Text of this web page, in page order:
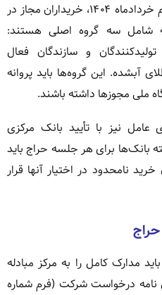
طبق شیوه‌نامه شماره ۷ مورخ سوم خردادماه ۱۴۰۴، خریداران مجاز در
شامل سه گروه اصلی هستند:
و سازندگان فعال
آبشده. این گروه‌ها باید پروانه
ملی مجوزها داشته باشند.
نیز با تأیید بانک مرکزی
بانک‌ها برای هر جلسه حراج باید
نامحدود در اختیار آنها قرار
مدارک کامل را به مرکز مبادله
نامه درخواست شرکت (فرم شماره